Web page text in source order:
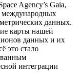
Agency’s Gaia,
данных.
карты нашей
данных и их
это стало
интеграции